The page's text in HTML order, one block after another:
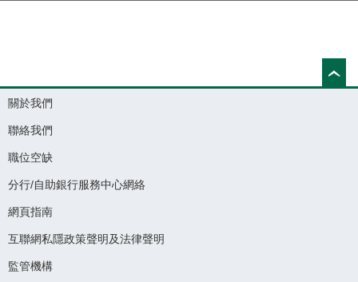
關於我們
聯絡我們
職位空缺
分行/自助銀行服務中心網絡
網頁指南
互聯網私隱政策聲明及法律聲明
監管機構